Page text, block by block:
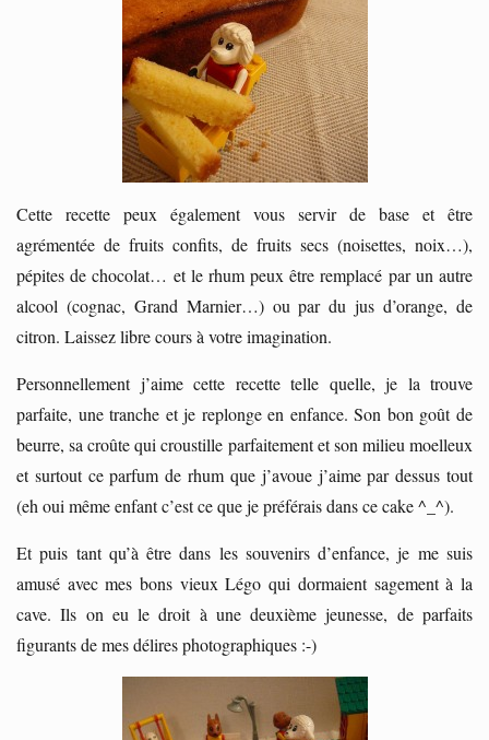
Cette recette peux également vous servir de base et être
agrémentée de fruits confits, de fruits secs (noisettes, noix…),
pépites de chocolat… et le rhum peux être remplacé par un autre
alcool (cognac, Grand Marnier…) ou par du jus d’orange, de
citron. Laissez libre cours à votre imagination.
Personnellement j’aime cette recette telle quelle, je la trouve
parfaite, une tranche et je replonge en enfance. Son bon goût de
beurre, sa croûte qui croustille parfaitement et son milieu moelleux
et surtout ce parfum de rhum que j’avoue j’aime par dessus tout
(eh oui même enfant c’est ce que je préférais dans ce cake ^_^).
Et puis tant qu’à être dans les souvenirs d’enfance, je me suis
amusé avec mes bons vieux Légo qui dormaient sagement à la
cave. Ils on eu le droit à une deuxième jeunesse, de parfaits
figurants de mes délires photographiques :-)